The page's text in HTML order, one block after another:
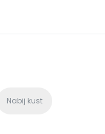
Nabij kust